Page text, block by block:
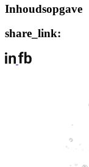
Inhoudsopgave
share_link: